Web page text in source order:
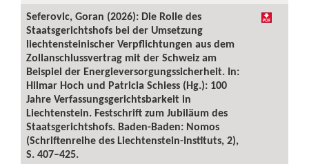
Seferovic, Goran (2026): Die Rolle des
Staatsgerichtshofs bei der Umsetzung
liechtensteinischer Verpflichtungen aus dem
Zollanschlussvertrag mit der Schweiz am
Beispiel der Energieversorgungssicherheit. In:
Hilmar Hoch und Patricia Schiess (Hg.): 100
Jahre Verfassungsgerichtsbarkeit in
Liechtenstein. Festschrift zum Jubiläum des
Staatsgerichtshofs. Baden-Baden: Nomos
(Schriftenreihe des Liechtenstein-Instituts, 2),
S. 407–425.